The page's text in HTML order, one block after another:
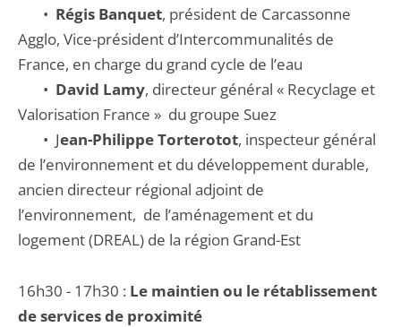
• Régis Banquet, président de Carcassonne
Agglo, Vice-président d’Intercommunalités de
France, en charge du grand cycle de l’eau
• David Lamy, directeur général « Recyclage et
Valorisation France » du groupe Suez
• Jean-Philippe Torterotot, inspecteur général
de l’environnement et du développement durable,
ancien directeur régional adjoint de
l’environnement, de l’aménagement et du
logement (DREAL) de la région Grand-Est
16h30 - 17h30 : Le maintien ou le rétablissement
de services de proximité